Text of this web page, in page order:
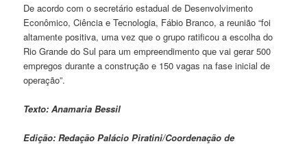
De acordo com o secretário estadual de Desenvolvimento
Econômico, Ciência e Tecnologia, Fábio Branco, a reunião “foi
altamente positiva, uma vez que o grupo ratificou a escolha do
Rio Grande do Sul para um empreendimento que vai gerar 500
empregos durante a construção e 150 vagas na fase inicial de
operação”.
Texto: Anamaria Bessil
Edição: Redação Palácio Piratini/Coordenação de